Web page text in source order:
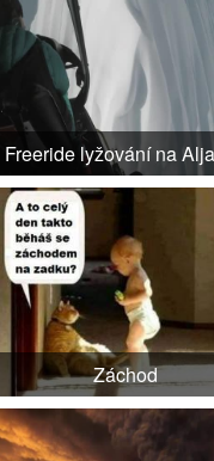
Freeride lyžování na
Záchod